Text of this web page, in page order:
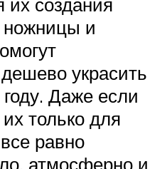
ножницы и
украсить
Даже если
только для
равно
атмосферно и